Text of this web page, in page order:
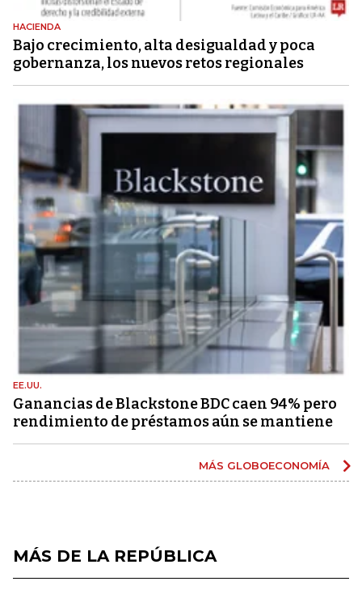
HACIENDA
Bajo crecimiento, alta desigualdad y poca
gobernanza, los nuevos retos regionales
EE.UU.
Ganancias de Blackstone BDC caen 94% pero
rendimiento de préstamos aún se mantiene
MÁS GLOBOECONOMÍA
MÁS DE LA REPÚBLICA